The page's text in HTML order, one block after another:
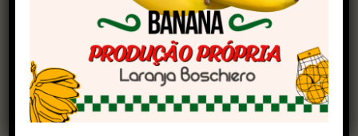
enterrados entre 20 e 25 centímetros de
profundidade, com espaçamento ajustado
conforme o tipo de solo. A água é aplicada
diretamente nas raízes, de forma lenta e precisa,
maximizando o aproveitamento e reduzindo as